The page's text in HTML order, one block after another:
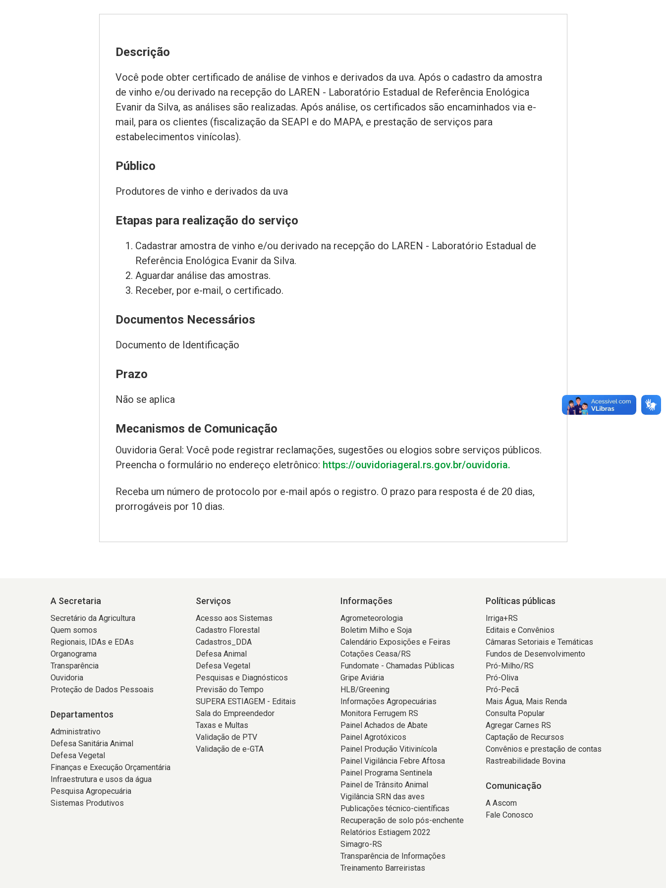
Descrição
Você pode obter certificado de análise de vinhos e derivados da uva. Após o cadastro da amostra
de vinho e/ou derivado na recepção do LAREN - Laboratório Estadual de Referência Enológica
Evanir da Silva, as análises são realizadas. Após análise, os certificados são encaminhados via e-
mail, para os clientes (fiscalização da SEAPI e do MAPA, e prestação de serviços para
estabelecimentos vinícolas).
Público
Produtores de vinho e derivados da uva
Etapas para realização do serviço
Cadastrar amostra de vinho e/ou derivado na recepção do LAREN - Laboratório Estadual de
Referência Enológica Evanir da Silva.
Aguardar análise das amostras.
Receber, por e-mail, o certificado.
Documentos Necessários
Documento de Identificação
Prazo
Não se aplica
Mecanismos de Comunicação
Ouvidoria Geral: Você pode registrar reclamações, sugestões ou elogios sobre serviços públicos.
Preencha o formulário no endereço eletrônico: https://ouvidoriageral.rs.gov.br/ouvidoria.
Receba um número de protocolo por e-mail após o registro. O prazo para resposta é de 20 dias,
prorrogáveis por 10 dias.
A Secretaria
Secretário da Agricultura
Quem somos
Regionais, IDAs e EDAs
Organograma
Transparência
Ouvidoria
Proteção de Dados Pessoais
Departamentos
Administrativo
Defesa Sanitária Animal
Defesa Vegetal
Finanças e Execução Orçamentária
Infraestrutura e usos da água
Pesquisa Agropecuária
Sistemas Produtivos
Serviços
Acesso aos Sistemas
Cadastro Florestal
Cadastros_DDA
Defesa Animal
Defesa Vegetal
Pesquisas e Diagnósticos
Previsão do Tempo
SUPERA ESTIAGEM - Editais
Sala do Empreendedor
Taxas e Multas
Validação de PTV
Validação de e-GTA
Informações
Agrometeorologia
Boletim Milho e Soja
Calendário Exposições e Feiras
Cotações Ceasa/RS
Fundomate - Chamadas Públicas
Gripe Aviária
HLB/Greening
Informações Agropecuárias
Monitora Ferrugem RS
Painel Achados de Abate
Painel Agrotóxicos
Painel Produção Vitivinícola
Painel Vigilância Febre Aftosa
Painel Programa Sentinela
Painel de Trânsito Animal
Vigilância SRN das aves
Publicações técnico-científicas
Recuperação de solo pós-enchente
Relatórios Estiagem 2022
Simagro-RS
Transparência de Informações
Treinamento Barreiristas
Políticas públicas
Irriga+RS
Editais e Convênios
Câmaras Setoriais e Temáticas
Fundos de Desenvolvimento
Pró-Milho/RS
Pró-Oliva
Pró-Pecã
Mais Água, Mais Renda
Consulta Popular
Agregar Carnes RS
Captação de Recursos
Convênios e prestação de contas
Rastreabilidade Bovina
Comunicação
A Ascom
Fale Conosco